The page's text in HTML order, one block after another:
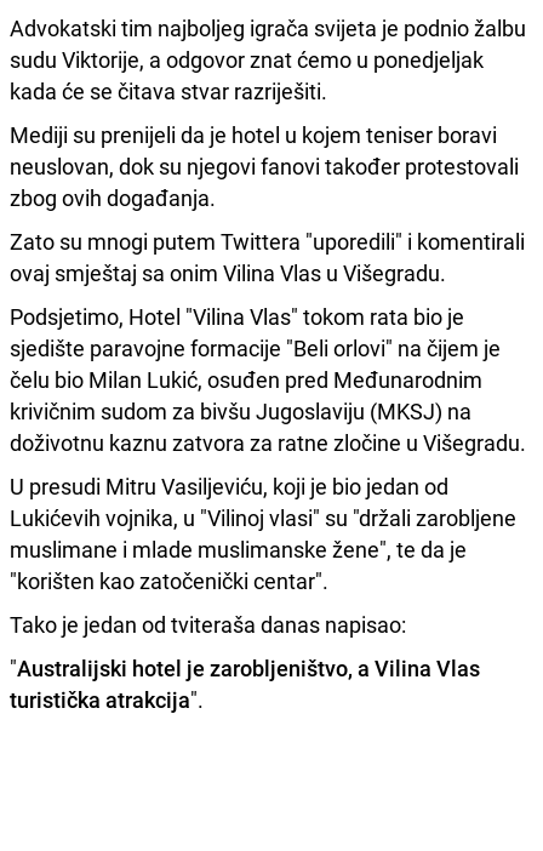
Advokatski tim najboljeg igrača svijeta je podnio žalbu
sudu Viktorije, a odgovor znat ćemo u ponedjeljak
kada će se čitava stvar razriješiti.
Mediji su prenijeli da je hotel u kojem teniser boravi
neuslovan, dok su njegovi fanovi također protestovali
zbog ovih događanja.
Zato su mnogi putem Twittera "uporedili" i komentirali
ovaj smještaj sa onim Vilina Vlas u Višegradu.
Podsjetimo, Hotel "Vilina Vlas" tokom rata bio je
sjedište paravojne formacije "Beli orlovi" na čijem je
čelu bio Milan Lukić, osuđen pred Međunarodnim
krivičnim sudom za bivšu Jugoslaviju (MKSJ) na
doživotnu kaznu zatvora za ratne zločine u Višegradu.
U presudi Mitru Vasiljeviću, koji je bio jedan od
Lukićevih vojnika, u "Vilinoj vlasi" su "držali zarobljene
muslimane i mlade muslimanske žene", te da je
"korišten kao zatočenički centar".
Tako je jedan od tviteraša danas napisao:
"Australijski hotel je zarobljeništvo, a Vilina Vlas
turistička atrakcija".